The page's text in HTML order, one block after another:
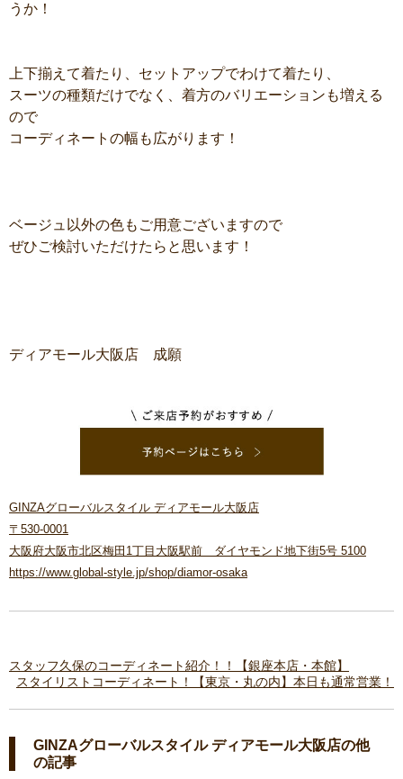
うか！
上下揃えて着たり、セットアップでわけて着たり、
スーツの種類だけでなく、着方のバリエーションも増える
ので
コーディネートの幅も広がります！
ベージュ以外の色もご用意ございますので
ぜひご検討いただけたらと思います！
ディアモール大阪店 成願
GINZAグローバルスタイル ディアモール大阪店
〒530-0001
大阪府大阪市北区梅田1丁目大阪駅前 ダイヤモンド地下街5号 5100
https://www.global-style.jp/shop/diamor-osaka
スタッフ久保のコーディネート紹介！！【銀座本店・本館】
スタイリストコーディネート！【東京・丸の内】本日も通常営業！
GINZAグローバルスタイル ディアモール大阪店の他
の記事